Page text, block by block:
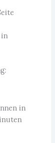
in
in